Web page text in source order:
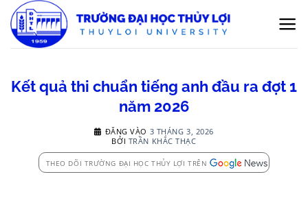
qua
nội
Kết quả thi chuẩn tiếng anh đầu ra đợt 1
năm 2026
ĐĂNG VÀO 3 THÁNG 3, 2026
BỞI TRẦN KHẮC THẠC
THEO DÕI TRƯỜNG ĐẠI HỌC THỦY LỢI TRÊN